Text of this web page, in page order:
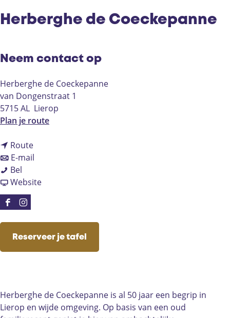
Herberghe de Coeckepanne
Neem contact op
Herberghe de Coeckepanne
van Dongenstraat 1
5715 AL Lierop
Plan je routen
g
h
e
C
Routen
a
r
e
r
e
d
E-mail
a
b
e
h
e
Bel
e
r
b
g
h
e
C
Websitev
r
b
g
h
F
a
k
H
I
n
s
a
m
Reserveer je tafel
Herberghe de Coeckepanne is al 50 jaar een begrip in
Lierop en wijde omgeving. Op basis van een oud